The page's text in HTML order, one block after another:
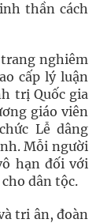
thần cách
nghiêm
cấp lý luận
trị Quốc gia
giáo viên
Lễ dâng
Mỗi người
hạn đối với
dân tộc.
tri ân, đoàn